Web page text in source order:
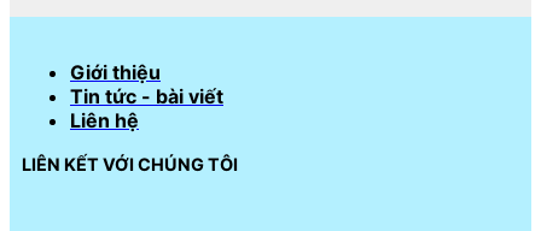
Giới thiệu
Tin tức - bài viết
Liên hệ
LIÊN KẾT VỚI CHÚNG TÔI